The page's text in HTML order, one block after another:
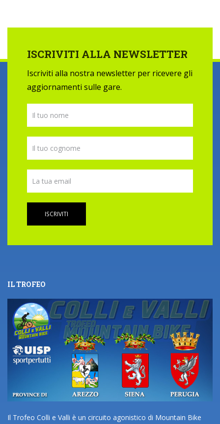
ISCRIVITI ALLA NEWSLETTER
Iscriviti alla nostra newsletter per ricevere gli
aggiornamenti sulle gare.
ISCRIVITI
IL TROFEO
Il Trofeo Colli e Valli è un circuito agonistico di Mountain Bike